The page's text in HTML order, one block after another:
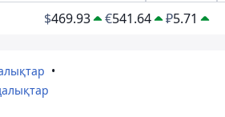
$469.93 €541.64 ₽5.71